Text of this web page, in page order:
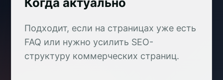
Подходит, если на страницах уже есть
FAQ или нужно усилить SEO-
структуру коммерческих страниц.